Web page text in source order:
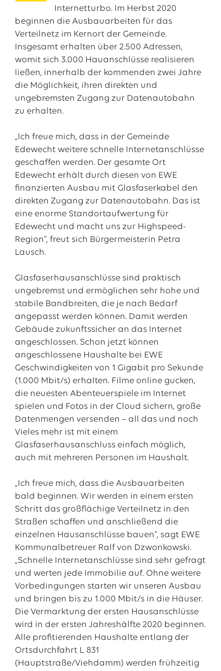
Internetturbo. Im Herbst 2020
beginnen die Ausbauarbeiten für das
Verteilnetz im Kernort der Gemeinde.
Insgesamt erhalten über 2.500 Adressen,
womit sich 3.000 Hauanschlüsse realisieren
ließen, innerhalb der kommenden zwei Jahre
die Möglichkeit, ihren direkten und
ungebremsten Zugang zur Datenautobahn
zu erhalten.
„Ich freue mich, dass in der Gemeinde
Edewecht weitere schnelle Internetanschlüsse
geschaffen werden. Der gesamte Ort
Edewecht erhält durch diesen von EWE
finanzierten Ausbau mit Glasfaserkabel den
direkten Zugang zur Datenautobahn. Das ist
eine enorme Standortaufwertung für
Edewecht und macht uns zur Highspeed-
Region“, freut sich Bürgermeisterin Petra
Lausch.
Glasfaserhausanschlüsse sind praktisch
ungebremst und ermöglichen sehr hohe und
stabile Bandbreiten, die je nach Bedarf
angepasst werden können. Damit werden
Gebäude zukunftssicher an das Internet
angeschlossen. Schon jetzt können
angeschlossene Haushalte bei EWE
Geschwindigkeiten von 1 Gigabit pro Sekunde
(1.000 Mbit/s) erhalten. Filme online gucken,
die neuesten Abenteuerspiele im Internet
spielen und Fotos in der Cloud sichern, große
Datenmengen versenden – all das und noch
Vieles mehr ist mit einem
Glasfaserhausanschluss einfach möglich,
auch mit mehreren Personen im Haushalt.
„Ich freue mich, dass die Ausbauarbeiten
bald beginnen. Wir werden in einem ersten
Schritt das großflächige Verteilnetz in den
Straßen schaffen und anschließend die
einzelnen Hausanschlüsse bauen“, sagt EWE
Kommunalbetreuer Ralf von Dzwonkowski.
„Schnelle Internetanschlüsse sind sehr gefragt
und werten jede Immobilie auf. Ohne weitere
Vorbedingungen starten wir unseren Ausbau
und bringen bis zu 1.000 Mbit/s in die Häuser.
Die Vermarktung der ersten Hausanschlüsse
wird in der ersten Jahreshälfte 2020 beginnen.
Alle profitierenden Haushalte entlang der
Ortsdurchfahrt L 831
(Hauptstraße/Viehdamm) werden frühzeitig
Das EWE-Jobportal
Unsere neuesten Stellenangebote